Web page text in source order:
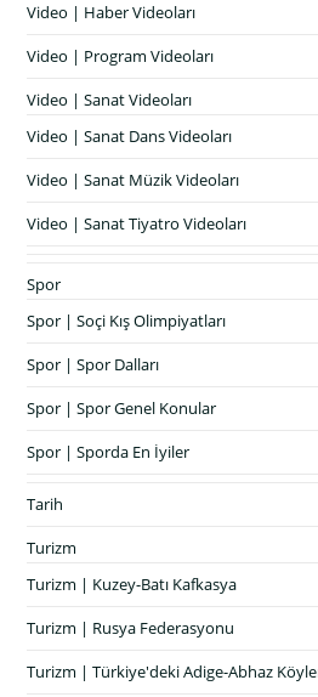
Video | Haber Videoları
Video | Program Videoları
Video | Sanat Videoları
Video | Sanat Dans Videoları
Video | Sanat Müzik Videoları
Video | Sanat Tiyatro Videoları
Spor
Spor | Soçi Kış Olimpiyatları
Spor | Spor Dalları
Spor | Spor Genel Konular
Spor | Sporda En İyiler
Tarih
Turizm
Turizm | Kuzey-Batı Kafkasya
Turizm | Rusya Federasyonu
Turizm | Türkiye'deki Adige-Abhaz